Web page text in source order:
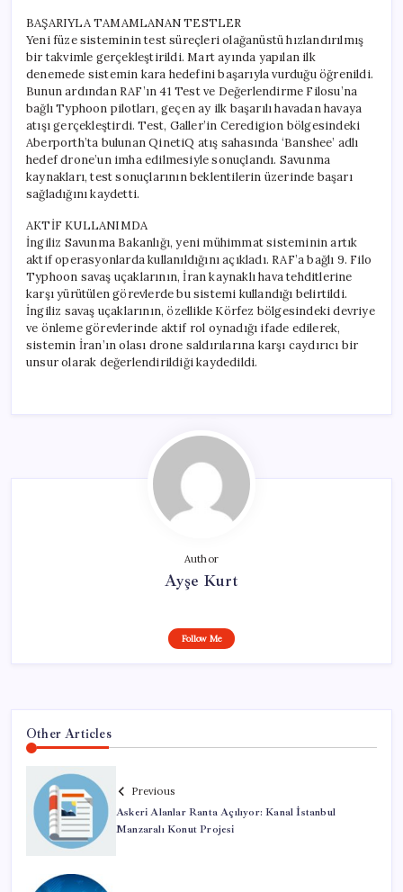
BAŞARIYLA TAMAMLANAN TESTLER
Yeni füze sisteminin test süreçleri olağanüstü hızlandırılmış
bir takvimle gerçekleştirildi. Mart ayında yapılan ilk
denemede sistemin kara hedefini başarıyla vurduğu öğrenildi.
Bunun ardından RAF’ın 41 Test ve Değerlendirme Filosu’na
bağlı Typhoon pilotları, geçen ay ilk başarılı havadan havaya
atışı gerçekleştirdi. Test, Galler’in Ceredigion bölgesindeki
Aberporth’ta bulunan QinetiQ atış sahasında ‘Banshee’ adlı
hedef drone’un imha edilmesiyle sonuçlandı. Savunma
kaynakları, test sonuçlarının beklentilerin üzerinde başarı
sağladığını kaydetti.
AKTİF KULLANIMDA
İngiliz Savunma Bakanlığı, yeni mühimmat sisteminin artık
aktif operasyonlarda kullanıldığını açıkladı. RAF’a bağlı 9. Filo
Typhoon savaş uçaklarının, İran kaynaklı hava tehditlerine
karşı yürütülen görevlerde bu sistemi kullandığı belirtildi.
İngiliz savaş uçaklarının, özellikle Körfez bölgesindeki devriye
ve önleme görevlerinde aktif rol oynadığı ifade edilerek,
sistemin İran’ın olası drone saldırılarına karşı caydırıcı bir
unsur olarak değerlendirildiği kaydedildi.
Author
Ayşe Kurt
Follow Me
Other Articles
Previous
Askeri Alanlar Ranta Açılıyor: Kanal İstanbul
Manzaralı Konut Projesi